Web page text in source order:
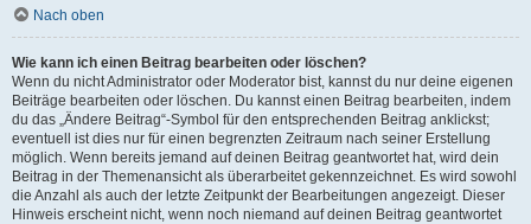
Nach oben
Wie kann ich einen Beitrag bearbeiten oder löschen?
Wenn du nicht Administrator oder Moderator bist, kannst du nur deine eigenen
Beiträge bearbeiten oder löschen. Du kannst einen Beitrag bearbeiten, indem
du das „Ändere Beitrag“-Symbol für den entsprechenden Beitrag anklickst;
eventuell ist dies nur für einen begrenzten Zeitraum nach seiner Erstellung
möglich. Wenn bereits jemand auf deinen Beitrag geantwortet hat, wird dein
Beitrag in der Themenansicht als überarbeitet gekennzeichnet. Es wird sowohl
die Anzahl als auch der letzte Zeitpunkt der Bearbeitungen angezeigt. Dieser
Hinweis erscheint nicht, wenn noch niemand auf deinen Beitrag geantwortet